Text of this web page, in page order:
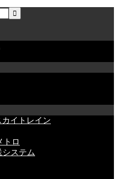
イトレイン
トロ
システム